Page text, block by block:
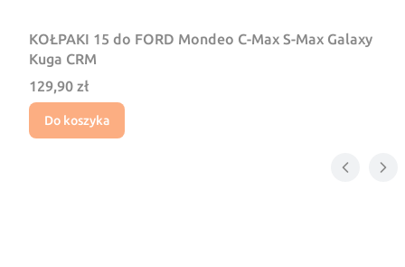
KOŁPAKI 15 do FORD Mondeo C-Max S-Max Galaxy
Kuga CRM
Cena
129,90 zł
Do koszyka